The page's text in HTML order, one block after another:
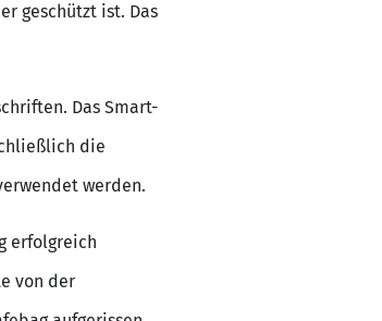
geschützt ist. Das
Das Smart-
die
werden.
erfolgreich
von der